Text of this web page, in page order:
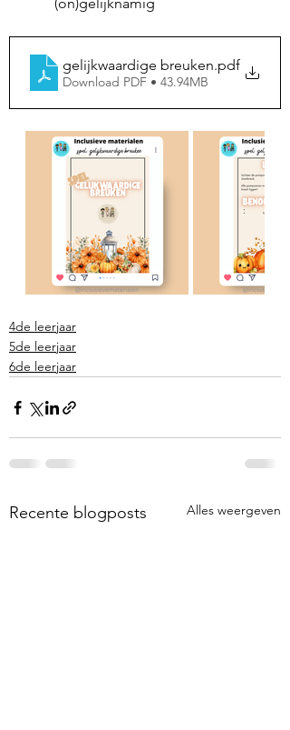
(on)gelijknamig
gelijkwaardige breuken.pdf
Download PDF • 43.94MB
4de leerjaar
5de leerjaar
6de leerjaar
Recente blogposts Alles weergeven